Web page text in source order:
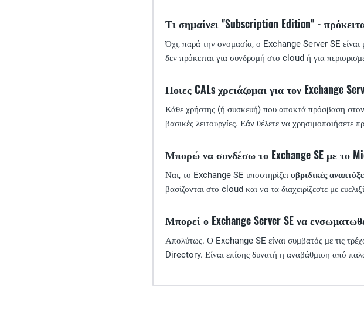
Τι σημαίνει "Subscription Edition" -
Όχι, παρά την ονομασία, ο Exchange Server SE είναι
δεν πρόκειται για συνδρομή στο cloud ή για
Ποιες CALs χρειάζομαι για τον Exchange
Κάθε χρήστης (ή συσκευή) που αποκτά πρόσβαση
βασικές λειτουργίες. Εάν θέλετε να
Μπορώ να συνδέσω το Exchange SE με το
Ναι, το Exchange SE υποστηρίζει υβριδικές
βασίζονται στο cloud και να τα διαχειρίζεστε με
Μπορεί ο Exchange Server SE να
Απολύτως. Ο Exchange SE είναι συμβατός με τις
Directory. Είναι επίσης δυνατή η αναβάθμιση από